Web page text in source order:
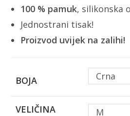
100 % pamuk, silikonska
Jednostrani tisak!
Proizvod uvijek na zalihi!
BOJA Crna
VELIČINA M